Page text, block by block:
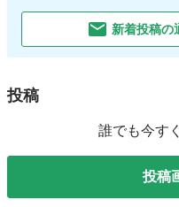
新着投稿の
投稿
誰でも今す
投稿